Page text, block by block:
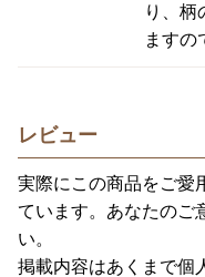
り、柄
ますの
レビュー
実際にこの商品をご愛
ています。あなたのご
い。
掲載内容はあくまで個